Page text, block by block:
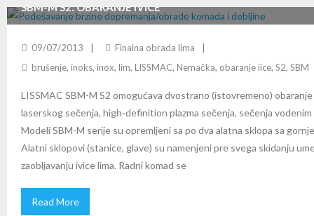
SBM-M S2: OBARANJE IVICE
09/07/2013
Finalna obrada lima
brušenje, inoks, inox, lim, LISSMAC, Nemačka, obaranje iice, S2, SBM
LISSMAC SBM-M S2 omogućava dvostrano (istovremeno)
laserskog sečenja, high-definition plazma sečenja, sečenja vodenim
Modeli SBM-M serije su opremljeni sa po dva alatna sklopa sa
Alatni sklopovi (stanice, glave) su namenjeni pre svega skidanju
zaobljavanju ivice lima. Radni komad se
Read More